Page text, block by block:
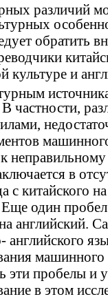
различий
обратить
культуре и
частности,
в
с китайского
один пробел
английский.
английского
машинного
эти пробелы и
в этом